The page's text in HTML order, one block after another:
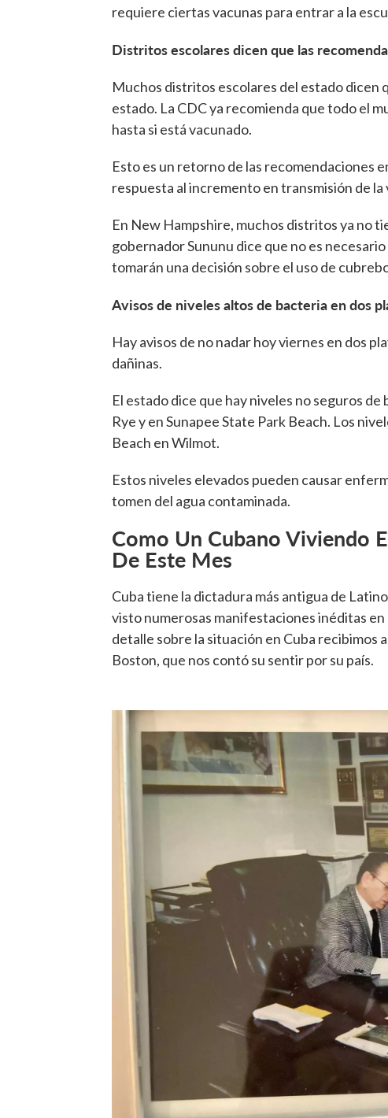
requiere ciertas vacunas para entrar a la
Distritos escolares dicen que las
Muchos distritos escolares del estado dicen
estado. La CDC ya recomienda que todo el
hasta si está vacunado.
Esto es un retorno de las recomendaciones
respuesta al incremento en transmisión de
En New Hampshire, muchos distritos ya no
gobernador Sununu dice que no es
tomarán una decisión sobre el uso de
Avisos de niveles altos de bacteria en dos
Hay avisos de no nadar hoy viernes en dos
dañinas.
El estado dice que hay niveles no seguros
Rye y en Sunapee State Park Beach. Los
Beach en Wilmot.
Estos niveles elevados pueden causar
tomen del agua contaminada.
Como Un Cubano Viviendo
De Este Mes
Cuba tiene la dictadura más antigua de
visto numerosas manifestaciones inéditas
detalle sobre la situación en Cuba recibimos
Boston, que nos contó su sentir por su país.